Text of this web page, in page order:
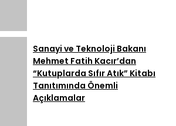
Sanayi ve Teknoloji Bakanı
Mehmet Fatih Kacır’dan
“Kutuplarda Sıfır Atık” Kitabı
Tanıtımında Önemli
Açıklamalar